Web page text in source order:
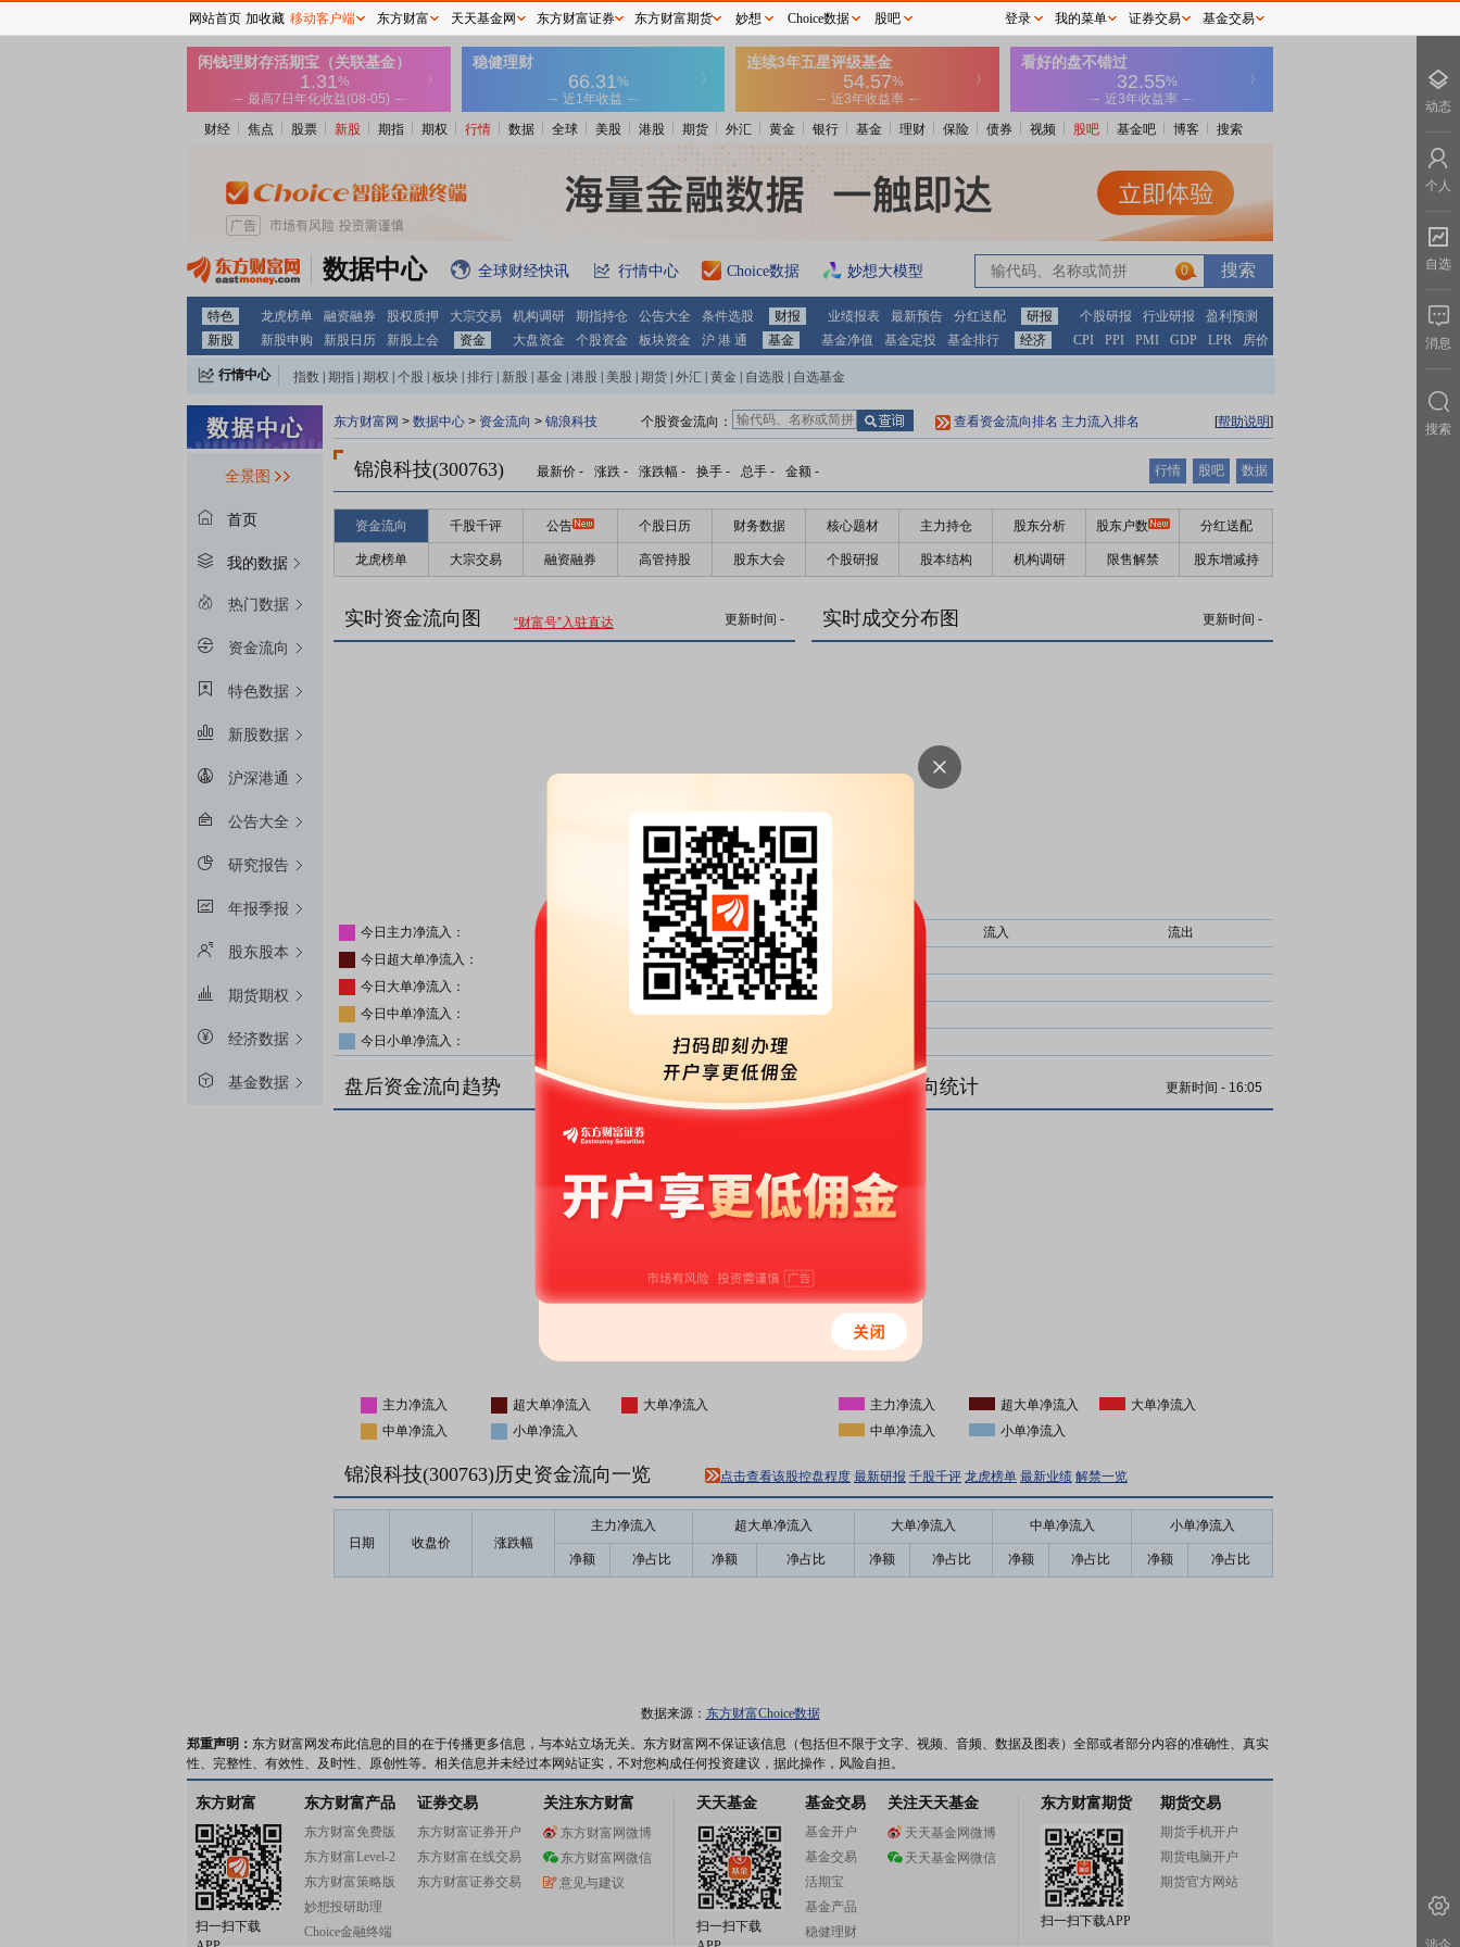
财经 焦点 股票 新股 期指 期权 行情 数据 全球 美股 港股 期货 外汇 黄金 银行 基金 理财 保险 债券 视频 股吧 基金吧 博客 搜索
数据中心 全球财经快讯 行情中心 Choice数据 妙想大模型 0
特色 龙虎榜单 融资融券 股权质押 大宗交易 机构调研 期指持仓 公告大全 条件选股 财报 业绩报表 最新预告 分红送配 研报 个股研报 行业研报
盈利预测
新股
新股申购 新股日历 新股上会 资金 大盘资金 个股资金 板块资金 沪 港 通 基金 基金净值 基金定投 基金排行 经济 CPI PPI PMI GDP LPR 房价
行情中心 指数 期指 期权 个股 板块 排行 新股 基金 港股 美股 期货 外汇 黄金 自选股 自选基金
全景图
首页
我的数据
热门数据
资金流向
特色数据
新股数据
沪深港通
公告大全
研究报告
年报季报
股东股本
期货期权
经济数据
基金数据
东方财富网 > 数据中心 > 资金流向 > 锦浪科技 个股资金流向： 查看资金流向排名 主力流入排名 [帮助说明]
锦浪科技(300763) 最新价 - 涨跌 - 涨跌幅 - 换手 - 总手 - 金额 - 行情 股吧 数据
资金流向 千股千评 公告 个股日历 财务数据 核心题材 主力持仓 股东分析 股东户数 分红送配
龙虎榜单 大宗交易 融资融券 高管持股 股东大会 个股研报 股本结构 机构调研 限售解禁 股东增减持
实时资金流向图 “财富号”入驻直达 更新时间 -
今日主力净流入：
主力净比：
今日超大单净流入：
超大单净比：
今日大单净流入：
大单净比：
今日中单净流入：
中单净比：
今日小单净流入：
实时成交分布图 更新时间 -
流入
流出
盘后资金流向趋势
主力净流入 超大单净流入
大单净流入
中单净流入
小单净流入
盘后资金流向统计 更新时间 - 16:05
主力净流入 超大单净流入
大单净流入
中单净流入
小单净流入
锦浪科技(300763)历史资金流向一览 点击查看该股控盘程度 最新研报 千股千评 龙虎榜单 最新业绩 解禁一览
日期 收盘价 涨跌幅
主力净流入 超大单净流入 大单净流入 中单净流入 小单净流入
净额 净占比 净额 净占比 净额 净占比 净额 净占比 净额 净占比
数据来源： 东方财富Choice数据
郑重声明： 东方财富网发布此信息的目的在于传播更多信息，与本站立场无关。东方财富网不保证该信息（包括但不限于文字、视频、音频、数据及图表）全部或者部分内容的准确性、真实
性、完整性、有效性、及时性、原创性等。相关信息并未经过本网站证实，不对您构成任何投资建议，据此操作，风险自担。
东方财富
扫一扫下载
东方财富产品
东方财富免费版
东方财富Level-2
东方财富策略版
妙想投研助理
Choice金融终端
证券交易
东方财富证券开户
东方财富在线交易
东方财富证券交易
关注东方财富
东方财富网微博
东方财富网微信
意见与建议
天天基金
扫一扫下载
基金交易
基金开户
基金交易
活期宝
基金产品
稳健理财
关注天天基金
天天基金网微博
天天基金网微信
东方财富期货
扫一扫下载APP
期货交易
期货手机开户
期货电脑开户
期货官方网站
网站首页 加收藏 移动客户端 东方财富 天天基金网 东方财富证券 东方财富期货 妙想 Choice数据 股吧 登录 我的菜单 证券交易 基金交易
动态
个人
自选
消息
搜索